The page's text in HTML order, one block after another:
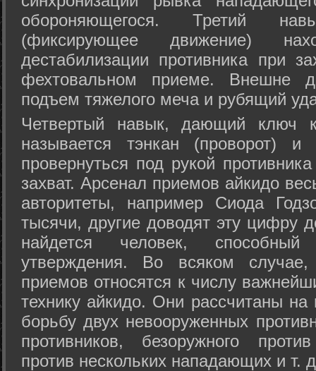
обороняющегося. Третий
(фиксирующее движение)
дестабилизации противника при
фехтовальном приеме. Внешне
подъем тяжелого меча и рубящий
Четвертый навык, дающий ключ
называется тэнкан (проворот)
провернуться под рукой
захват. Арсенал приемов айкидо
авторитеты, например Сиода
тысячи, другие доводят эту цифру
найдется человек,
утверждения. Во всяком
приемов относятся к числу
технику айкидо. Они рассчитаны
борьбу двух невооруженных
противников, безоружного
против нескольких нападающих и т.